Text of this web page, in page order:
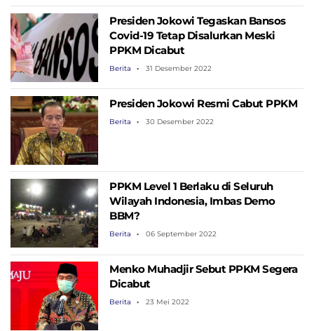
Presiden Jokowi Tegaskan Bansos
Covid-19 Tetap Disalurkan Meski
PPKM Dicabut
Berita 31 Desember 2022
Presiden Jokowi Resmi Cabut PPKM
Berita 30 Desember 2022
PPKM Level 1 Berlaku di Seluruh
Wilayah Indonesia, Imbas Demo
BBM?
Berita 06 September 2022
Menko Muhadjir Sebut PPKM Segera
Dicabut
Berita 23 Mei 2022